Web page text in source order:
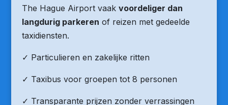
The Hague Airport vaak voordeliger dan
langdurig parkeren of reizen met gedeelde
taxidiensten.
✓ Particulieren en zakelijke ritten
✓ Taxibus voor groepen tot 8 personen
✓ Transparante prijzen zonder verrassingen